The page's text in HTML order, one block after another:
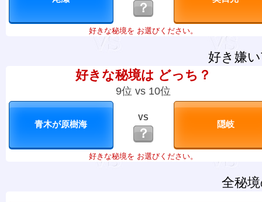
？
好きな秘境を お選びください。
好き嫌
好きな秘境は どっち？
9位 vs 10位
VS
？
好きな秘境を お選びください。
全秘